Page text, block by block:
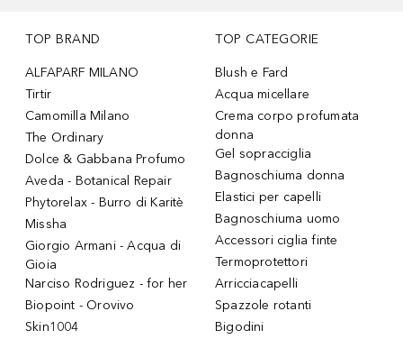
TOP BRAND
ALFAPARF MILANO
Tirtir
Camomilla Milano
The Ordinary
Dolce & Gabbana Profumo
Aveda - Botanical Repair
Phytorelax - Burro di Karitè
Missha
Giorgio Armani - Acqua di
Gioia
Narciso Rodriguez - for her
Biopoint - Orovivo
Skin1004
TOP CATEGORIE
Blush e Fard
Acqua micellare
Crema corpo profumata
donna
Gel sopracciglia
Bagnoschiuma donna
Elastici per capelli
Bagnoschiuma uomo
Accessori ciglia finte
Termoprotettori
Arricciacapelli
Spazzole rotanti
Bigodini